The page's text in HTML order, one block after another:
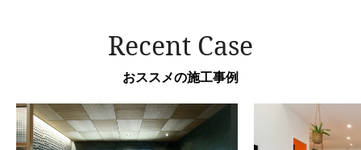
Recent Case
おススメの施工事例